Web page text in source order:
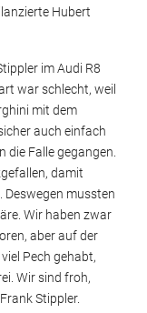
Hubert
im Audi R8
war schlecht, weil
mit dem
auch einfach
die Falle gegangen.
damit
Deswegen mussten
Wir haben zwar
aber auf der
Pech gehabt,
Wir sind froh,
Stippler.